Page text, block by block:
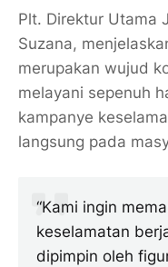
Plt. Direktur Utama
Suzana,
merupakan wujud
melayani sepenuh
kampanye
langsung pada
“Kami ingin
keselamatan
dipimpin oleh